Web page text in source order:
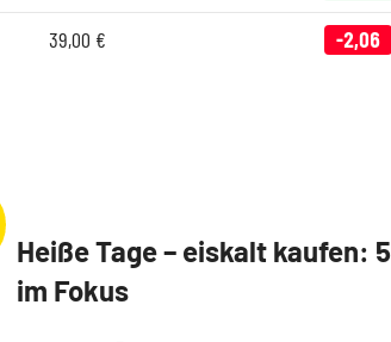
39,00 € -2,06
Heiße Tage – eiskalt kaufen:
im Fokus